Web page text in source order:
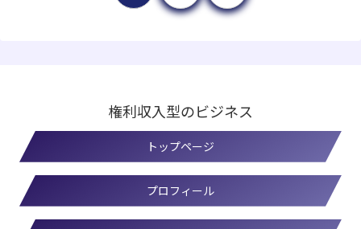
権利収入型のビジネス
トップページ
プロフィール